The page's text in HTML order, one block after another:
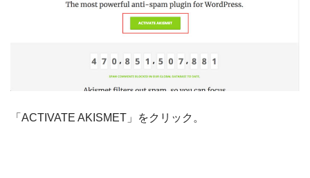
「ACTIVATE AKISMET」をクリック。